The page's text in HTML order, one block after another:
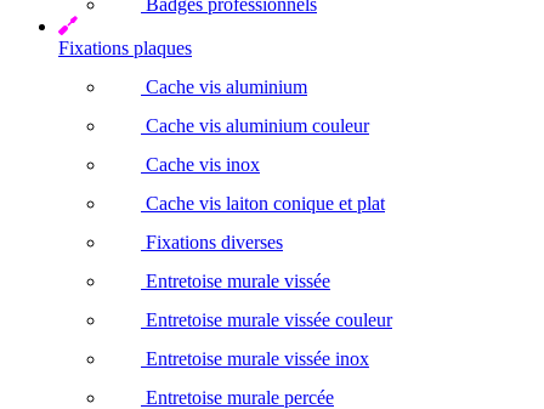
Badges professionnels
Fixations plaques
Cache vis aluminium
Cache vis aluminium couleur
Cache vis inox
Cache vis laiton conique et plat
Fixations diverses
Entretoise murale vissée
Entretoise murale vissée couleur
Entretoise murale vissée inox
Entretoise murale percée